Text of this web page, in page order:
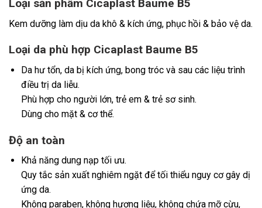
Loại sản phẩm Cicaplast Baume B5
Kem dưỡng làm dịu da khô & kích ứng, phục hồi & bảo vệ da.
Loại da phù hợp Cicaplast Baume B5
Da hư tổn, da bị kích ứng, bong tróc và sau các liệu trình
điều trị da liễu.
Phù hợp cho người lớn, trẻ em & trẻ sơ sinh.
Dùng cho mặt & cơ thể.
Độ an toàn
Khả năng dung nạp tối ưu.
Quy tắc sản xuất nghiêm ngặt để tối thiểu nguy cơ gây dị
ứng da.
Không paraben, không hương liệu, không chứa mỡ cừu,